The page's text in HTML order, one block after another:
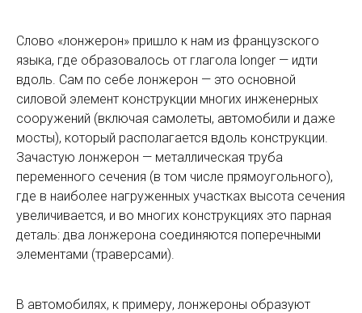
Слово «лонжерон» пришло к нам из французского
языка, где образовалось от глагола longer — идти
вдоль. Сам по себе лонжерон — это основной
силовой элемент конструкции многих инженерных
сооружений (включая самолеты, автомобили и даже
мосты), который располагается вдоль конструкции.
Зачастую лонжерон — металлическая труба
переменного сечения (в том числе прямоугольного),
где в наиболее нагруженных участках высота сечения
увеличивается, и во многих конструкциях это парная
деталь: два лонжерона соединяются поперечными
элементами (траверсами).
В автомобилях, к примеру, лонжероны образуют